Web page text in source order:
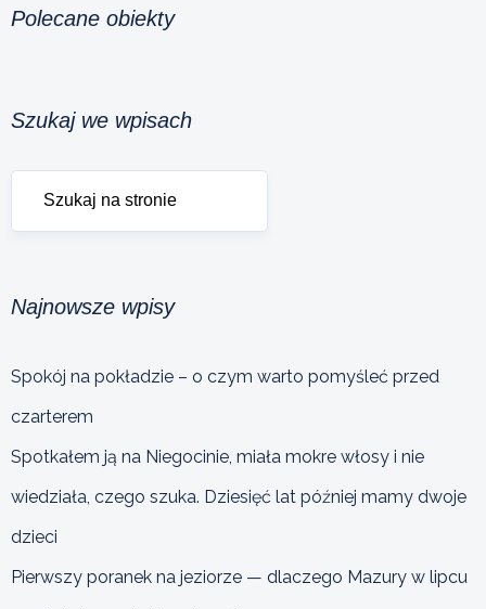
Polecane obiekty
Szukaj we wpisach
Najnowsze wpisy
Spokój na pokładzie – o czym warto pomyśleć przed
czarterem
Spotkałem ją na Niegocinie, miała mokre włosy i nie
wiedziała, czego szuka. Dziesięć lat później mamy dwoje
dzieci
Pierwszy poranek na jeziorze — dlaczego Mazury w lipcu